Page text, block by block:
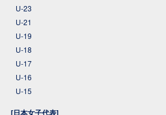
U-23
U-21
U-19
U-18
U-17
U-16
U-15
[日本女子代表]